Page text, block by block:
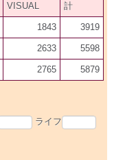
VISUAL 計
1843 3919
2633 5598
2765 5879
ライフ